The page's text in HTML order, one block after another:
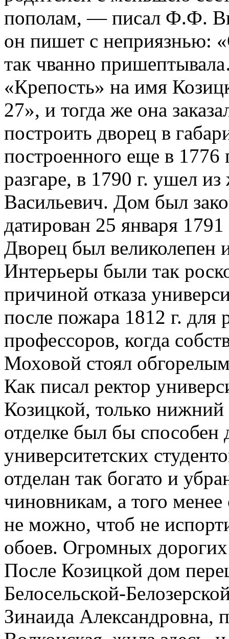
пополам, — писал Ф.Ф.
он пишет с неприязнью:
так чванно
«Крепость» на имя
27», и тогда же она
построить дворец в
построенного еще в 1776
разгаре, в 1790 г. ушел
Васильевич. Дом был
датирован 25 января 1791
Дворец был великолепен
Интерьеры были так
причиной отказа
после пожара 1812 г. для
профессоров, когда
Моховой стоял
Как писал ректор
Козицкой, только нижний
отделке был бы
университетских
отделан так богато и
чиновникам, а того
не можно, чтоб не
обоев. Огромных
После Козицкой дом
Белосельской-
Зинаида Александровна,